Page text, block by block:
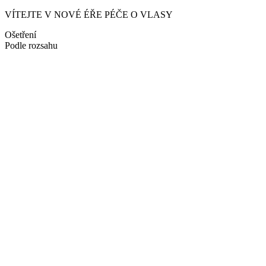
VÍTEJTE V NOVÉ ÉŘE PÉČE O VLASY
Ošetření
Podle rozsahu